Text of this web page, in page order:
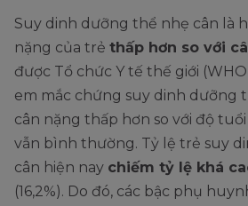
Suy dinh dưỡng thể nhẹ cân là
nặng của trẻ thấp hơn so với
được Tổ chức Y tế thế giới
em mắc chứng suy dinh dưỡng
cân nặng thấp hơn so với độ
vẫn bình thường. Tỷ lệ trẻ suy
cân hiện nay chiếm tỷ lệ khá
(16,2%). Do đó, các bậc phụ